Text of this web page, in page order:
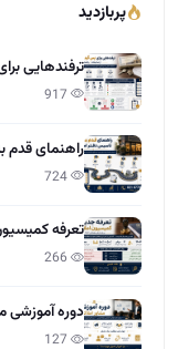
پربازدید
ترفندهایی
راهنمای قدم
تعرفه
دوره آموزشی